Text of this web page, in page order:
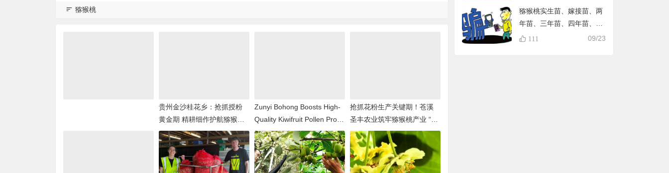
猕猴桃
贵州金沙桂花乡：抢抓授粉
黄金期 精耕细作护航猕猴桃
丰产
Zunyi Bohong Boosts High-
Quality Kiwifruit Pollen Prod
uction
抢抓花粉生产关键期！苍溪
圣丰农业筑牢猕猴桃产业 “丰
收根基”
猕猴桃实生苗、嫁接苗、两
年苗、三年苗、四年苗、五
年苗，教大家怎样避免在淘
111 09/23